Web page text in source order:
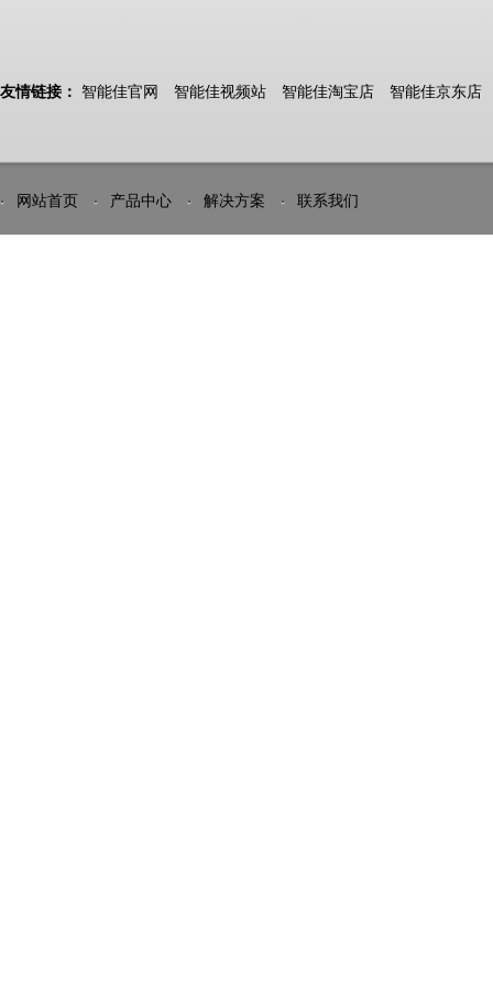
友情链接： 智能佳官网 智能佳视频站 智能佳淘宝店 智能佳京东店
网站首页 产品中心 解决方案 联系我们